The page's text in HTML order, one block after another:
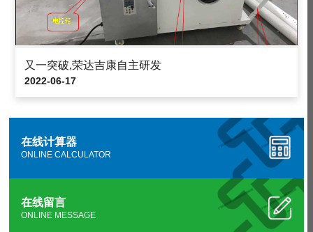
又一突破,荣达吉康自主研发
2022-06-17
在线计算器
ONLINE CALCULATOR
在线留言
ONLINE MESSAGE